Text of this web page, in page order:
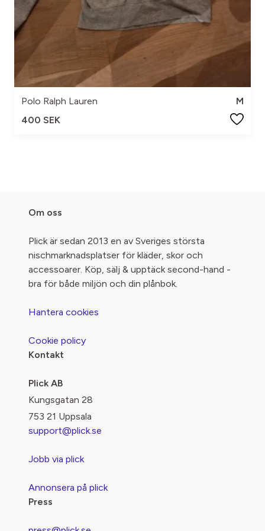
Polo Ralph Lauren
M
400 SEK
Om oss
Plick är sedan 2013 en av Sveriges största
nischmarknadsplatser för kläder, skor och
accessoarer. Köp, sälj & upptäck second-hand -
bra för både miljön och din plånbok.
Hantera cookies
Cookie policy
Kontakt
Plick AB
Kungsgatan 28
753 21 Uppsala
support@plick.se
Jobb via plick
Annonsera på plick
Press